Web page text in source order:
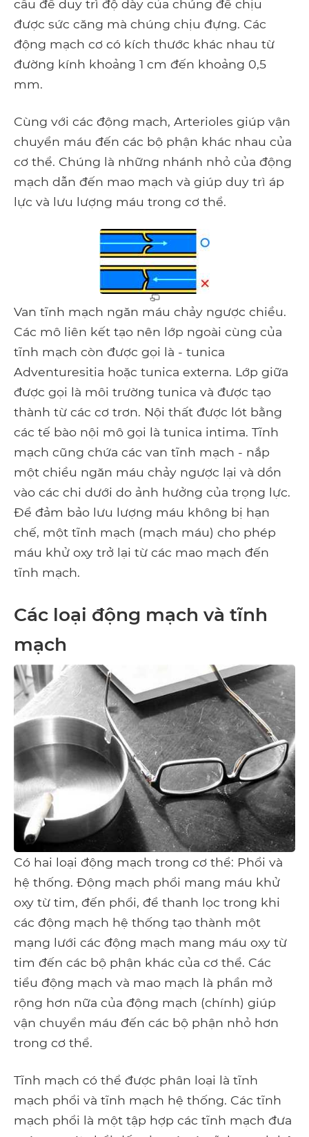
cầu để duy trì độ dày của chúng để chịu
được sức căng mà chúng chịu đựng. Các
động mạch cơ có kích thước khác nhau từ
đường kính khoảng 1 cm đến khoảng 0,5
mm.
Cùng với các động mạch, Arterioles giúp vận
chuyển máu đến các bộ phận khác nhau của
cơ thể. Chúng là những nhánh nhỏ của động
mạch dẫn đến mao mạch và giúp duy trì áp
lực và lưu lượng máu trong cơ thể.
Van tĩnh mạch ngăn máu chảy ngược chiều.
Các mô liên kết tạo nên lớp ngoài cùng của
tĩnh mạch còn được gọi là - tunica
Adventuresitia hoặc tunica externa. Lớp giữa
được gọi là môi trường tunica và được tạo
thành từ các cơ trơn. Nội thất được lót bằng
các tế bào nội mô gọi là tunica intima. Tĩnh
mạch cũng chứa các van tĩnh mạch - nắp
một chiều ngăn máu chảy ngược lại và dồn
vào các chi dưới do ảnh hưởng của trọng lực.
Để đảm bảo lưu lượng máu không bị hạn
chế, một tĩnh mạch (mạch máu) cho phép
máu khử oxy trở lại từ các mao mạch đến
tĩnh mạch.
Các loại động mạch và tĩnh
mạch
Có hai loại động mạch trong cơ thể: Phổi và
hệ thống. Động mạch phổi mang máu khử
oxy từ tim, đến phổi, để thanh lọc trong khi
các động mạch hệ thống tạo thành một
mạng lưới các động mạch mang máu oxy từ
tim đến các bộ phận khác của cơ thể. Các
tiểu động mạch và mao mạch là phần mở
rộng hơn nữa của động mạch (chính) giúp
vận chuyển máu đến các bộ phận nhỏ hơn
trong cơ thể.
Tĩnh mạch có thể được phân loại là tĩnh
mạch phổi và tĩnh mạch hệ thống. Các tĩnh
mạch phổi là một tập hợp các tĩnh mạch đưa